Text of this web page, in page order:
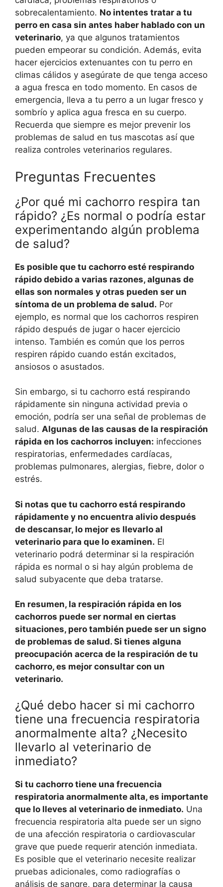
sobrecalentamiento. No intentes tratar a tu
perro en casa sin antes haber hablado con un
veterinario, ya que algunos tratamientos
pueden empeorar su condición. Además, evita
hacer ejercicios extenuantes con tu perro en
climas cálidos y asegúrate de que tenga acceso
a agua fresca en todo momento. En casos de
emergencia, lleva a tu perro a un lugar fresco y
sombrío y aplica agua fresca en su cuerpo.
Recuerda que siempre es mejor prevenir los
problemas de salud en tus mascotas así que
realiza controles veterinarios regulares.
Preguntas Frecuentes
¿Por qué mi cachorro respira tan
rápido? ¿Es normal o podría estar
experimentando algún problema
de salud?
Es posible que tu cachorro esté respirando
rápido debido a varias razones, algunas de
ellas son normales y otras pueden ser un
síntoma de un problema de salud. Por
ejemplo, es normal que los cachorros respiren
rápido después de jugar o hacer ejercicio
intenso. También es común que los perros
respiren rápido cuando están excitados,
ansiosos o asustados.
Sin embargo, si tu cachorro está respirando
rápidamente sin ninguna actividad previa o
emoción, podría ser una señal de problemas de
salud. Algunas de las causas de la respiración
rápida en los cachorros incluyen: infecciones
respiratorias, enfermedades cardíacas,
problemas pulmonares, alergias, fiebre, dolor o
estrés.
Si notas que tu cachorro está respirando
rápidamente y no encuentra alivio después
de descansar, lo mejor es llevarlo al
veterinario para que lo examinen. El
veterinario podrá determinar si la respiración
rápida es normal o si hay algún problema de
salud subyacente que deba tratarse.
En resumen, la respiración rápida en los
cachorros puede ser normal en ciertas
situaciones, pero también puede ser un signo
de problemas de salud. Si tienes alguna
preocupación acerca de la respiración de tu
cachorro, es mejor consultar con un
veterinario.
¿Qué debo hacer si mi cachorro
tiene una frecuencia respiratoria
anormalmente alta? ¿Necesito
llevarlo al veterinario de
inmediato?
Si tu cachorro tiene una frecuencia
respiratoria anormalmente alta, es importante
que lo lleves al veterinario de inmediato. Una
frecuencia respiratoria alta puede ser un signo
de una afección respiratoria o cardiovascular
grave que puede requerir atención inmediata.
Es posible que el veterinario necesite realizar
pruebas adicionales, como radiografías o
análisis de sangre, para determinar la causa